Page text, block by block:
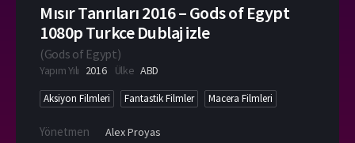
Mısır Tanrıları 2016 – Gods of Egypt
1080p Turkce Dublaj izle
(Gods of Egypt)
Yapım Yılı 2016 Ülke ABD
Aksiyon Filmleri Fantastik Filmler Macera Filmleri
Yönetmen Alex Proyas